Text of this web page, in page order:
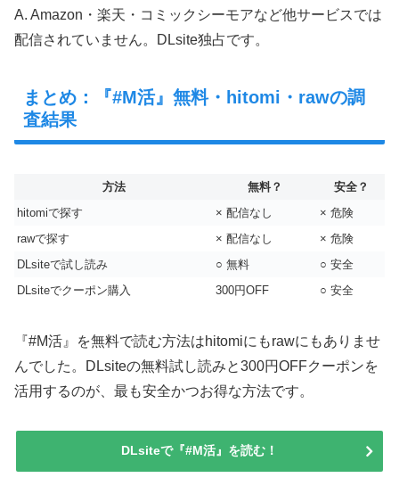
A. Amazon・楽天・コミックシーモアなど他サービスでは
配信されていません。DLsite独占です。
まとめ：『#M活』無料・hitomi・rawの調
査結果
方法 無料？
安全？
hitomiで探す
× 配信なし
× 危険
rawで探す
× 配信なし
× 危険
DLsiteで試し読み
○ 無料
○ 安全
DLsiteでクーポン購入
300円OFF ○ 安全
『#M活』を無料で読む方法はhitomiにもrawにもありませ
んでした。DLsiteの無料試し読みと300円OFFクーポンを
活用するのが、最も安全かつお得な方法です。
DLsiteで『#M活』を読む！